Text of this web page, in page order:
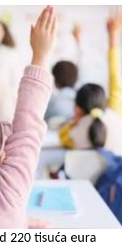
220 tisuća eura